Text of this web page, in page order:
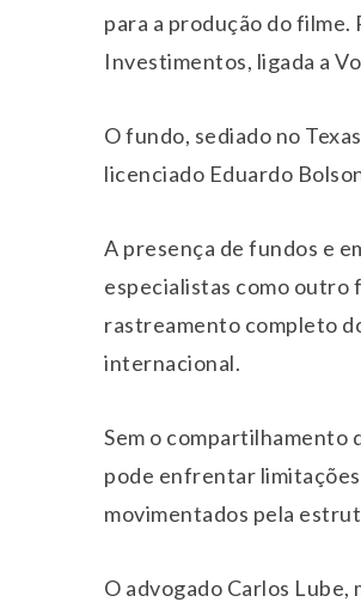
para a produção do
Investimentos, ligada a
O fundo, sediado no
licenciado Eduardo
A presença de fundos e
especialistas como outro
rastreamento completo
internacional.
Sem o compartilhamento
pode enfrentar
movimentados pela
O advogado Carlos